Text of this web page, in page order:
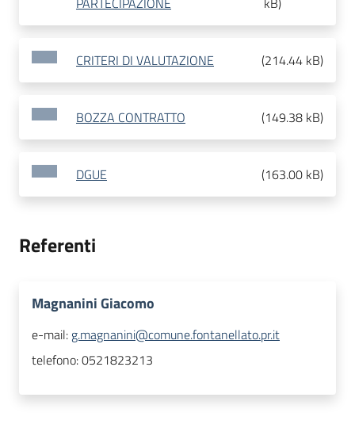
CRITERI DI VALUTAZIONE (214.44 kB)
BOZZA CONTRATTO (149.38 kB)
DGUE (163.00 kB)
Referenti
Magnanini Giacomo
e-mail: g.magnanini@comune.fontanellato.pr.it
telefono:0521823213